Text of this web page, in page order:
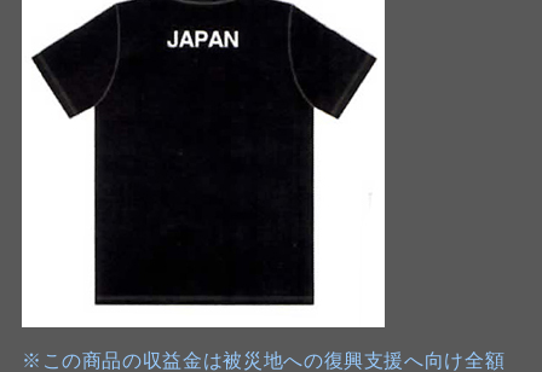
※この商品の収益金は被災地への復興支援へ向け全額